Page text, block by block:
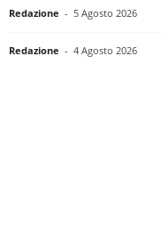
Redazione - 5 Agosto 2026
Redazione - 4 Agosto 2026